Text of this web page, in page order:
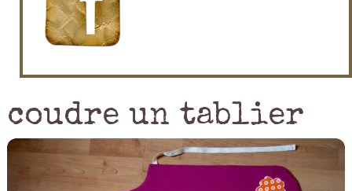
coudre un tablier